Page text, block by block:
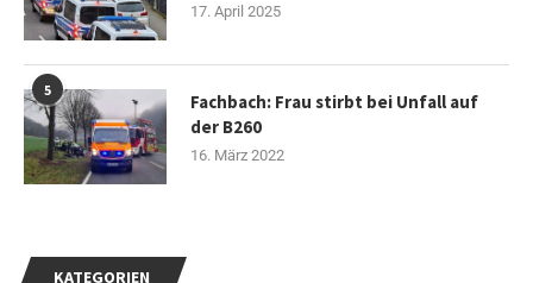
KATEGORIEN
17. April 2025
5
Fachbach: Frau stirbt bei Unfall auf
der B260
16. März 2022